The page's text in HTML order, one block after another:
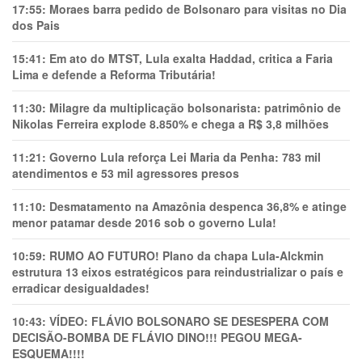
17:55: Moraes barra pedido de Bolsonaro para visitas no Dia
dos Pais
15:41: Em ato do MTST, Lula exalta Haddad, critica a Faria
Lima e defende a Reforma Tributária!
11:30: Milagre da multiplicação bolsonarista: patrimônio de
Nikolas Ferreira explode 8.850% e chega a R$ 3,8 milhões
11:21: Governo Lula reforça Lei Maria da Penha: 783 mil
atendimentos e 53 mil agressores presos
11:10: Desmatamento na Amazônia despenca 36,8% e atinge
menor patamar desde 2016 sob o governo Lula!
10:59: RUMO AO FUTURO! Plano da chapa Lula-Alckmin
estrutura 13 eixos estratégicos para reindustrializar o país e
erradicar desigualdades!
10:43: VÍDEO: FLÁVIO BOLSONARO SE DESESPERA COM
DECISÃO-BOMBA DE FLÁVIO DINO!!! PEGOU MEGA-
ESQUEMA!!!!